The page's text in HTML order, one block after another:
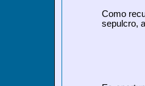
Como
sepulcro,